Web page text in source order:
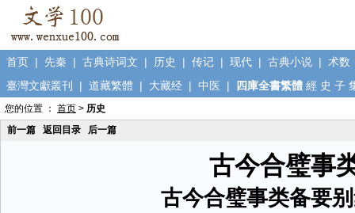
首页 | 先秦 | 古典诗词文 | 历史 | 传记 | 现代 | 古典小说 | 术数
臺灣文獻叢刊
| 道藏繁體 | 大藏经 | 中医 | 四庫全書繁體 經 史 子
您的位置 ： 首页 > 历史
前一篇
返回目录 后一篇
古今合璧事
古今合璧事类备要